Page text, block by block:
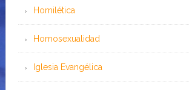
Homilética
Homosexualidad
Iglesia Evangélica